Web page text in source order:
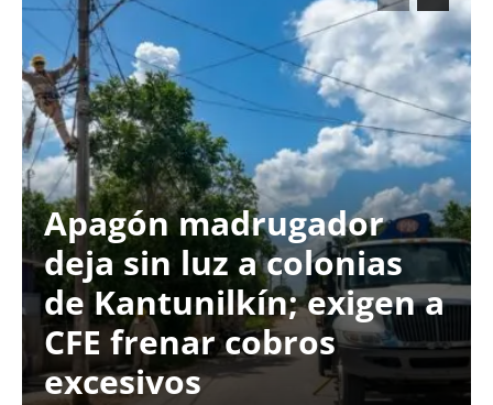
Apagón madrugador
deja sin luz a colonias
de Kantunilkín; exigen a
CFE frenar cobros
excesivos